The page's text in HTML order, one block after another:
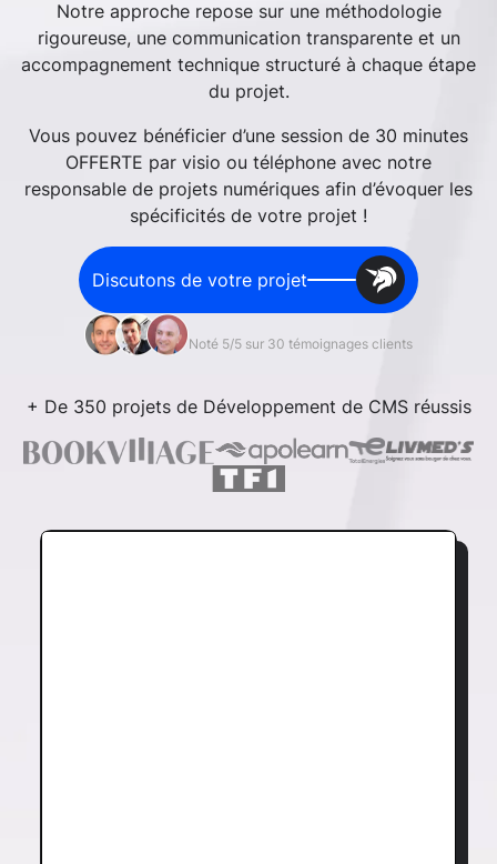
Notre approche repose sur une méthodologie
rigoureuse, une communication transparente et un
accompagnement technique structuré à chaque étape
du projet.
Vous pouvez bénéficier d’une session de 30 minutes
OFFERTE par visio ou téléphone avec notre
responsable de projets numériques afin d’évoquer les
spécificités de votre projet !
Discutons de votre projet
Noté 5/5 sur 30 témoignages clients
+ De 350 projets de Développement de CMS réussis